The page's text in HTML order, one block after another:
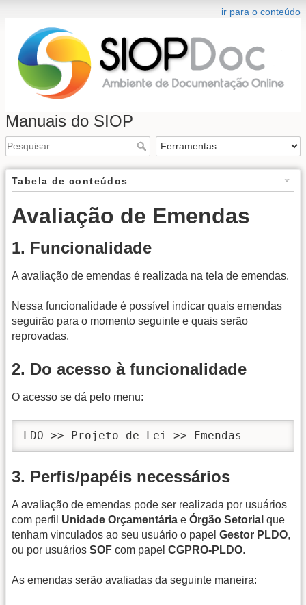
ir para o conteúdo
Manuais do SIOP
Tabela de conteúdos
Avaliação de Emendas
1. Funcionalidade
A avaliação de emendas é realizada na tela de emendas.
Nessa funcionalidade é possível indicar quais emendas
seguirão para o momento seguinte e quais serão
reprovadas.
2. Do acesso à funcionalidade
O acesso se dá pelo menu:
LDO >> Projeto de Lei >> Emendas
3. Perfis/papéis necessários
A avaliação de emendas pode ser realizada por usuários
com perfil Unidade Orçamentária e Órgão Setorial que
tenham vinculados ao seu usuário o papel Gestor PLDO,
ou por usuários SOF com papel CGPRO-PLDO.
As emendas serão avaliadas da seguinte maneira: